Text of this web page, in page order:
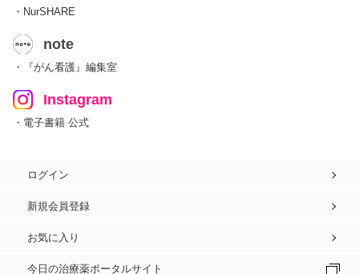
・NurSHARE
note
・『がん看護』編集室
Instagram
・電子書籍 公式
ログイン
新規会員登録
お気に入り
今日の治療薬ポータルサイト